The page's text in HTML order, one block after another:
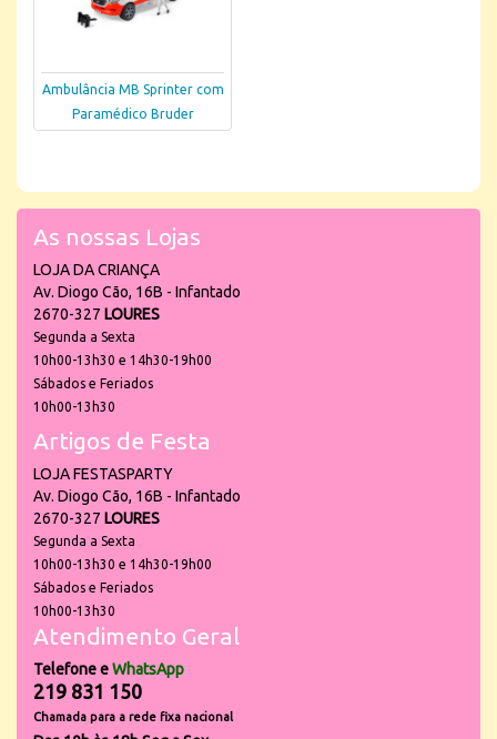
Ambulância MB Sprinter com
Paramédico Bruder
As nossas Lojas
LOJA DA CRIANÇA
Av. Diogo Cão, 16B - Infantado
2670-327 LOURES
Segunda a Sexta
10h00-13h30 e 14h30-19h00
Sábados e Feriados
10h00-13h30
Artigos de Festa
LOJA FESTASPARTY
Av. Diogo Cão, 16B - Infantado
2670-327 LOURES
Segunda a Sexta
10h00-13h30 e 14h30-19h00
Sábados e Feriados
10h00-13h30
Atendimento Geral
Telefone eWhatsApp
219 831 150
Chamada para a rede fixa nacional